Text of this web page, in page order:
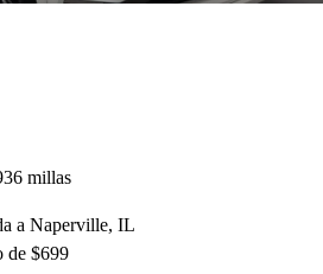
millas
a Naperville, IL
de $699